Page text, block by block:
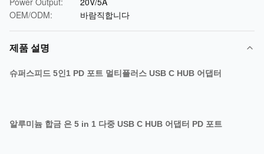
OEM/ODM:
바람직합니다
제품 설명
슈퍼스피드 5인1 PD 포트 멀티플러스 USB C HUB 어댑터
알루미늄 합금 은 5 in 1 다중 USB C HUB 어댑터 PD 포트